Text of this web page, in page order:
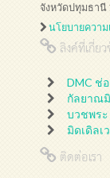
จังหวัดปทุมธานี
นโยบายควา
ลิงค์ที่เกี่ย
DMC ช่
กัลยาณ
บวชพระ
มิดเดิลเ
ติดต่อเรา